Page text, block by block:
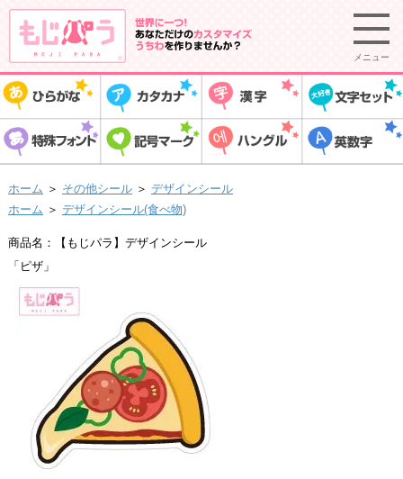
メニュー
ホーム ＞ その他シール ＞ デザインシール
ホーム ＞ デザインシール(食べ物)
商品名：【もじパラ】デザインシール
「ピザ」